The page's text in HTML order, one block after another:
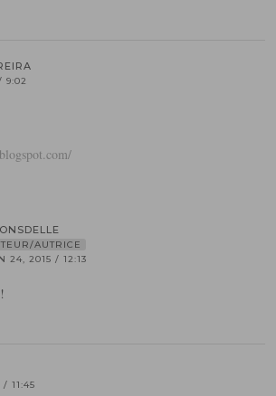
9:02
AUTRICE
24, 2015 / 12:13
11:45